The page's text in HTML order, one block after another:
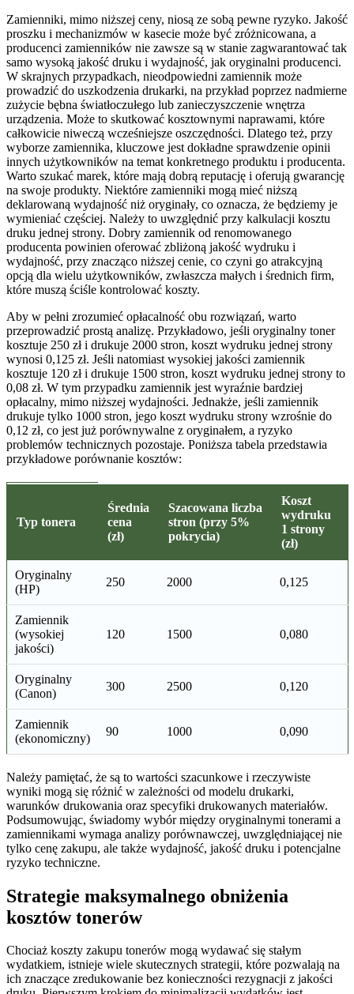
Zamienniki, mimo niższej ceny, niosą ze sobą pewne ryzyko. Jakość
proszku i mechanizmów w kasecie może być zróżnicowana, a
producenci zamienników nie zawsze są w stanie zagwarantować tak
samo wysoką jakość druku i wydajność, jak oryginalni producenci.
W skrajnych przypadkach, nieodpowiedni zamiennik może
prowadzić do uszkodzenia drukarki, na przykład poprzez nadmierne
zużycie bębna światłoczułego lub zanieczyszczenie wnętrza
urządzenia. Może to skutkować kosztownymi naprawami, które
całkowicie niweczą wcześniejsze oszczędności. Dlatego też, przy
wyborze zamiennika, kluczowe jest dokładne sprawdzenie opinii
innych użytkowników na temat konkretnego produktu i producenta.
Warto szukać marek, które mają dobrą reputację i oferują gwarancję
na swoje produkty. Niektóre zamienniki mogą mieć niższą
deklarowaną wydajność niż oryginały, co oznacza, że będziemy je
wymieniać częściej. Należy to uwzględnić przy kalkulacji kosztu
druku jednej strony. Dobry zamiennik od renomowanego
producenta powinien oferować zbliżoną jakość wydruku i
wydajność, przy znacząco niższej cenie, co czyni go atrakcyjną
opcją dla wielu użytkowników, zwłaszcza małych i średnich firm,
które muszą ściśle kontrolować koszty.
Aby w pełni zrozumieć opłacalność obu rozwiązań, warto
przeprowadzić prostą analizę. Przykładowo, jeśli oryginalny toner
kosztuje 250 zł i drukuje 2000 stron, koszt wydruku jednej strony
wynosi 0,125 zł. Jeśli natomiast wysokiej jakości zamiennik
kosztuje 120 zł i drukuje 1500 stron, koszt wydruku jednej strony to
0,08 zł. W tym przypadku zamiennik jest wyraźnie bardziej
opłacalny, mimo niższej wydajności. Jednakże, jeśli zamiennik
drukuje tylko 1000 stron, jego koszt wydruku strony wzrośnie do
0,12 zł, co jest już porównywalne z oryginałem, a ryzyko
problemów technicznych pozostaje. Poniższa tabela przedstawia
przykładowe porównanie kosztów:
Typ tonera
Średnia
cena
(zł)
Szacowana liczba
stron (przy 5%
pokrycia)
Koszt
wydruku
1 strony
(zł)
Oryginalny
(HP)
250 2000 0,125
Zamiennik
(wysokiej
jakości)
120 1500 0,080
Oryginalny
(Canon)
300 2500 0,120
Zamiennik
(ekonomiczny)
90 1000 0,090
Należy pamiętać, że są to wartości szacunkowe i rzeczywiste
wyniki mogą się różnić w zależności od modelu drukarki,
warunków drukowania oraz specyfiki drukowanych materiałów.
Podsumowując, świadomy wybór między oryginalnymi tonerami a
zamiennikami wymaga analizy porównawczej, uwzględniającej nie
tylko cenę zakupu, ale także wydajność, jakość druku i potencjalne
ryzyko techniczne.
Strategie maksymalnego obniżenia
kosztów tonerów
Chociaż koszty zakupu tonerów mogą wydawać się stałym
wydatkiem, istnieje wiele skutecznych strategii, które pozwalają na
ich znaczące zredukowanie bez konieczności rezygnacji z jakości